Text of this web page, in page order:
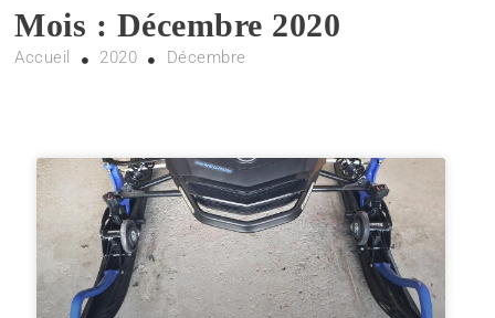
Mois : Décembre 2020
Accueil 2020 Décembre